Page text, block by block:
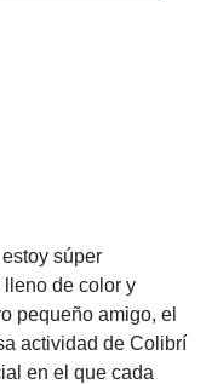
súper
de color y
pequeño amigo, el
actividad de Colibrí
en el que cada